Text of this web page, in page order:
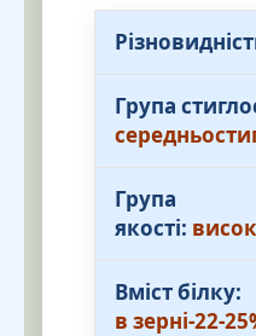
Група
Група
якості:
Вміст білку:
в зерні-22-